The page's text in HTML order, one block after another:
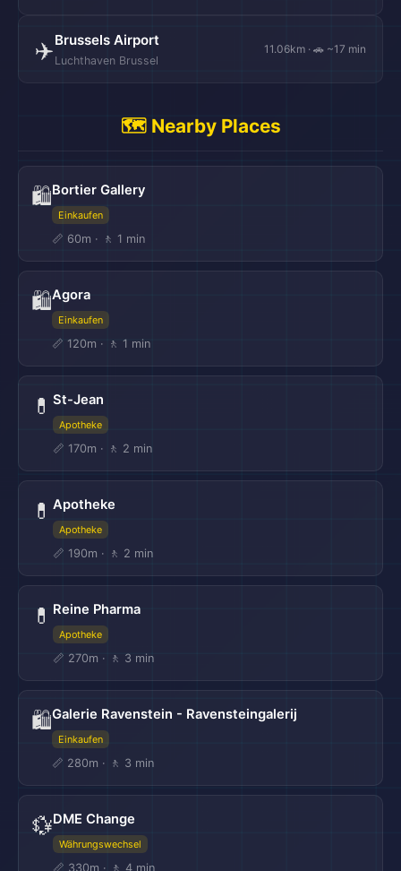
✈️Brussels Airport
Luchthaven Brussel
11.06km · 🚗 ~17 min
🗺️ Nearby Places
🛍️Bortier Gallery
Einkaufen
📏 60m · 🚶 1 min
🛍️Agora
Einkaufen
📏 120m · 🚶 1 min
💊 St-Jean
Apotheke
📏 170m · 🚶 2 min
💊 Apotheke
Apotheke
📏 190m · 🚶 2 min
💊 Reine Pharma
Apotheke
📏 270m · 🚶 3 min
🛍️Galerie Ravenstein - Ravensteingalerij
Einkaufen
📏 280m · 🚶 3 min
💱DME Change
Währungswechsel
📏 330m · 🚶 4 min